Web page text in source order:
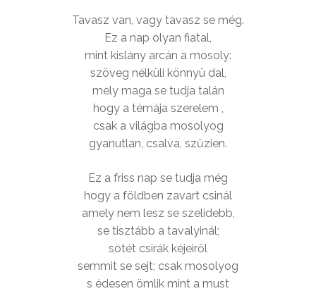
Tavasz van, vagy tavasz se még.
Ez a nap olyan fiatal,
mint kislány arcán a mosoly:
szöveg nélküli könnyü dal,
mely maga se tudja talán
hogy a témája szerelem ,
csak a világba mosolyog
gyanutlan, csalva, szűzien.
Ez a friss nap se tudja még
hogy a földben zavart csinál
amely nem lesz se szelidebb,
se tisztább a tavalyinál;
sötét csirák kéjeiről
semmit se sejt; csak mosolyog
s édesen ömlik mint a must